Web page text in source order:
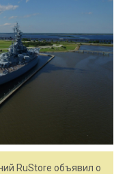
RuStore объявил о